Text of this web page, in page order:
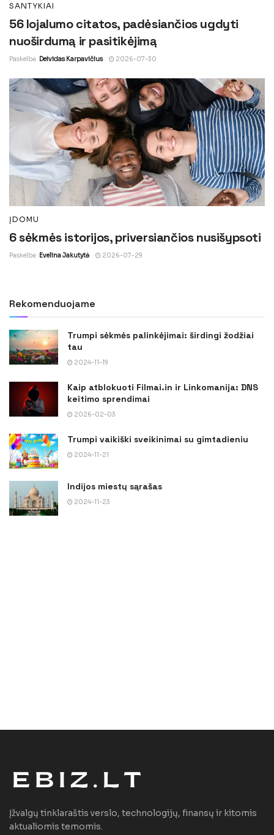
SANTYKIAI
56 lojalumo citatos, padėsiančios ugdyti
nuoširdumą ir pasitikėjimą
Paskelbė Deividas Karpavičius 2026-07-30
ĮDOMU
6 sėkmės istorijos, priversiančios nusišypsoti
Paskelbė Evelina Jakutytė 2026-07-29
Rekomenduojame
Trumpi sėkmės palinkėjimai: širdingi žodžiai
tau
2024-11-19
Kaip atblokuoti Filmai.in ir Linkomanija: DNS
keitimo sprendimai
2026-02-03
Trumpi vaikiški sveikinimai su gimtadieniu
2024-11-21
Indijos miestų sąrašas
2024-11-23
Įžvalgų tinklaraštis verslo, technologijų, finansų ir kitomis
aktualiomis temomis.